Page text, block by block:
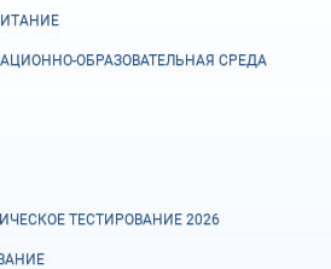
ОБРАЗОВАТЕЛЬНАЯ СРЕДА
ТЕСТИРОВАНИЕ 2026